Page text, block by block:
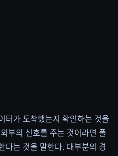
터가 도착했는지 확인하는 것을
부의 신호를 주는 것이라면 폴
다는 것을 말한다. 대부분의 경